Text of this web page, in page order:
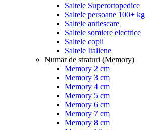
Saltele Superortopedice
Saltele persoane 100+ kg
Saltele antiescare
Saltele somiere electrice
Saltele copii
Saltele Italiene
Numar de straturi (Memory)
Memory 2 cm
Memory 3 cm
Memory 4 cm
Memory 5 cm
Memory 6 cm
Memory 7 cm
Memory 8 cm